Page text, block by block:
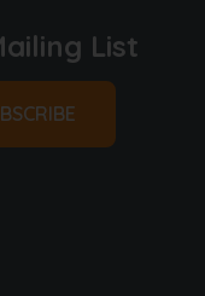
List